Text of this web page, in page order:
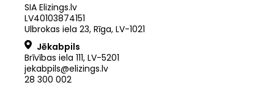
SIA Elizings.lv
LV40103874151
Ulbrokas iela 23, Rīga, LV-1021
Jēkabpils
Brīvības iela 111, LV-5201
jekabpils@elizings.lv
28 300 002